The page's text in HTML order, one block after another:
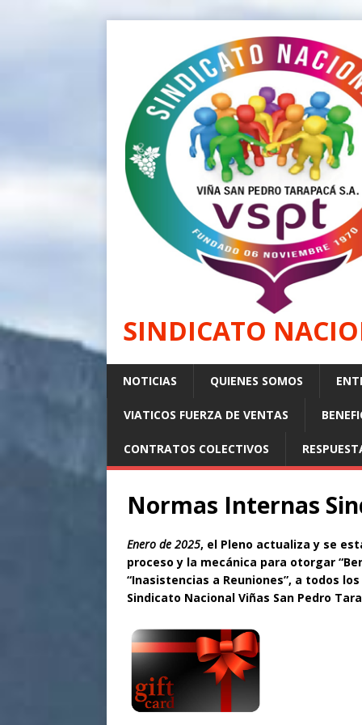
SINDICATO
NOTICIAS QUIENES SOMOS
VIATICOS FUERZA DE VENTAS
CONTRATOS COLECTIVOS
Normas Internas
Enero de 2025, el Pleno actualiza y se
proceso y la mecánica para otorgar
“Inasistencias a Reuniones”, a todos
Sindicato Nacional Viñas San Pedro